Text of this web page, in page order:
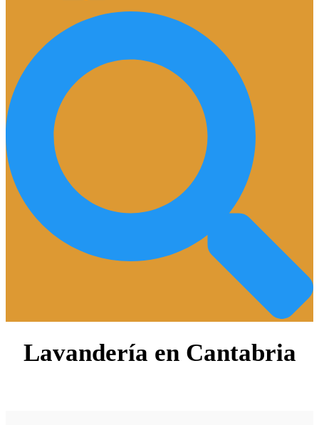
Lavandería en Cantabria